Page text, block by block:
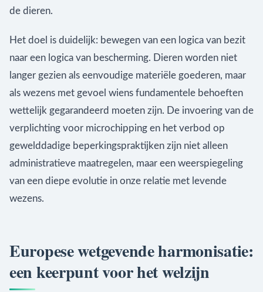
de dieren.
Het doel is duidelijk: bewegen van een logica van bezit
naar een logica van bescherming. Dieren worden niet
langer gezien als eenvoudige materiële goederen, maar
als wezens met gevoel wiens fundamentele behoeften
wettelijk gegarandeerd moeten zijn. De invoering van de
verplichting voor microchipping en het verbod op
gewelddadige beperkingspraktijken zijn niet alleen
administratieve maatregelen, maar een weerspiegeling
van een diepe evolutie in onze relatie met levende
wezens.
Europese wetgevende harmonisatie:
een keerpunt voor het welzijn